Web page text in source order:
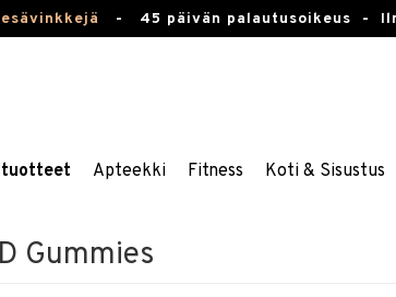
- 45 päivän palautusoikeus -
Apteekki Fitness Koti & Sisustus
Gummies